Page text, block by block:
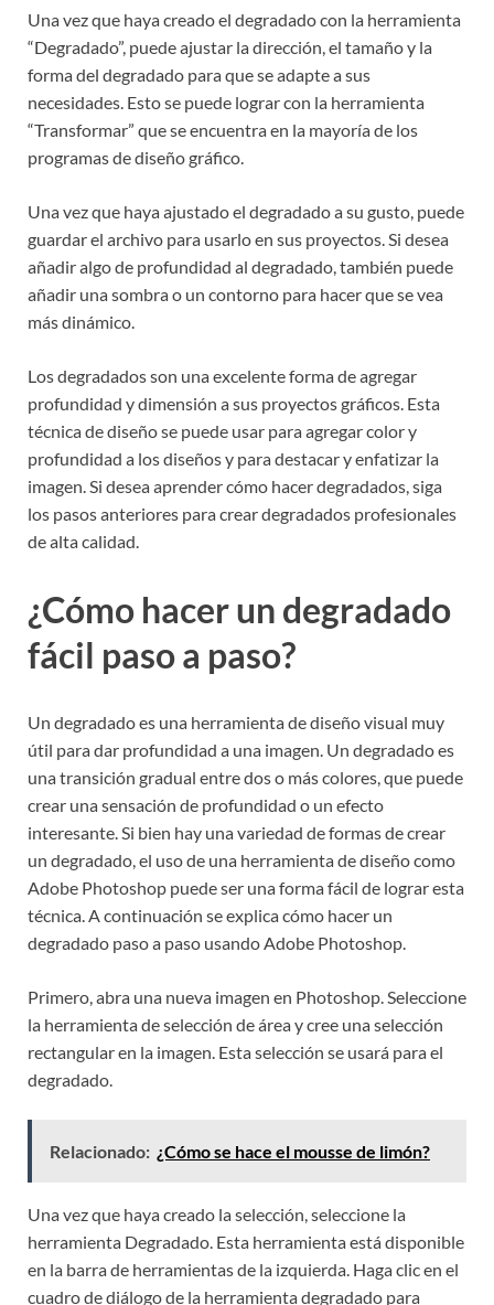
Una vez que haya creado el degradado con la herramienta
“Degradado”, puede ajustar la dirección, el tamaño y la
forma del degradado para que se adapte a sus
necesidades. Esto se puede lograr con la herramienta
“Transformar” que se encuentra en la mayoría de los
programas de diseño gráfico.
Una vez que haya ajustado el degradado a su gusto, puede
guardar el archivo para usarlo en sus proyectos. Si desea
añadir algo de profundidad al degradado, también puede
añadir una sombra o un contorno para hacer que se vea
más dinámico.
Los degradados son una excelente forma de agregar
profundidad y dimensión a sus proyectos gráficos. Esta
técnica de diseño se puede usar para agregar color y
profundidad a los diseños y para destacar y enfatizar la
imagen. Si desea aprender cómo hacer degradados, siga
los pasos anteriores para crear degradados profesionales
de alta calidad.
¿Cómo hacer un degradado
fácil paso a paso?
Un degradado es una herramienta de diseño visual muy
útil para dar profundidad a una imagen. Un degradado es
una transición gradual entre dos o más colores, que puede
crear una sensación de profundidad o un efecto
interesante. Si bien hay una variedad de formas de crear
un degradado, el uso de una herramienta de diseño como
Adobe Photoshop puede ser una forma fácil de lograr esta
técnica. A continuación se explica cómo hacer un
degradado paso a paso usando Adobe Photoshop.
Primero, abra una nueva imagen en Photoshop. Seleccione
la herramienta de selección de área y cree una selección
rectangular en la imagen. Esta selección se usará para el
degradado.
Relacionado: ¿Cómo se hace el mousse de limón?
Una vez que haya creado la selección, seleccione la
herramienta Degradado. Esta herramienta está disponible
en la barra de herramientas de la izquierda. Haga clic en el
cuadro de diálogo de la herramienta degradado para